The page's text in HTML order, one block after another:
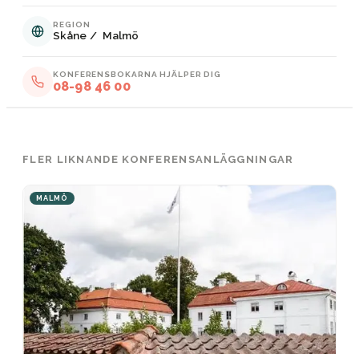
REGION
Skåne / Malmö
KONFERENSBOKARNA HJÄLPER DIG
08-98 46 00
FLER LIKNANDE KONFERENSANLÄGGNINGAR
MALMÖ